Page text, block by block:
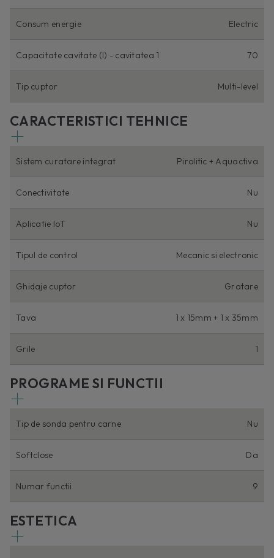
Consum energie Electric
Capacitate cavitate (I) - cavitatea 1 70
Tip cuptor Multi-level
CARACTERISTICI TEHNICE
Sistem curatare integrat Pirolitic + Aquactiva
Conectivitate Nu
Aplicatie IoT Nu
Tipul de control Mecanic si electronic
Ghidaje cuptor Gratare
Tava 1 x 15mm + 1 x 35mm
Grile 1
PROGRAME SI FUNCTII
Tip de sonda pentru carne Nu
Softclose Da
Numar functii 9
ESTETICA